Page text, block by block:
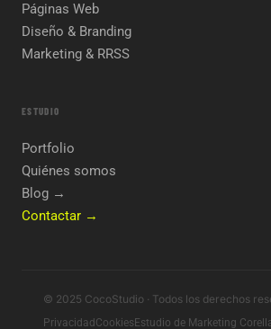
Páginas Web
Diseño & Branding
Marketing & RRSS
ESTUDIO
Portfolio
Quiénes somos
Blog →
Contactar →
© 2025 CocoStudio · Todos los derechos
Privacidad Cookies Estudio de Marketing